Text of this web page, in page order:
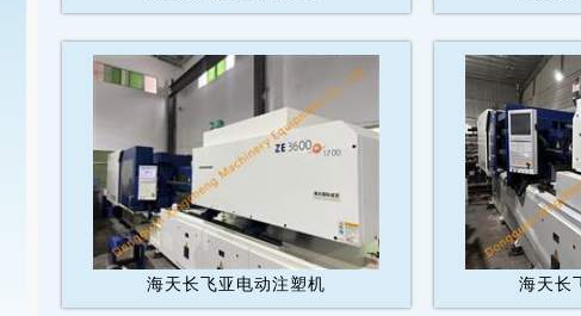
海天长飞亚电动注塑机 海天长